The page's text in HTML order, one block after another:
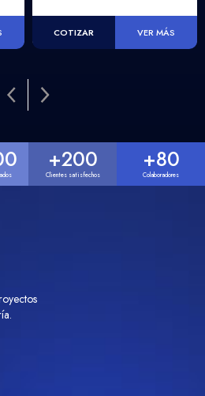
COTIZAR VER MÁS
Clientes satisfechos
+200
Colaboradores
+80